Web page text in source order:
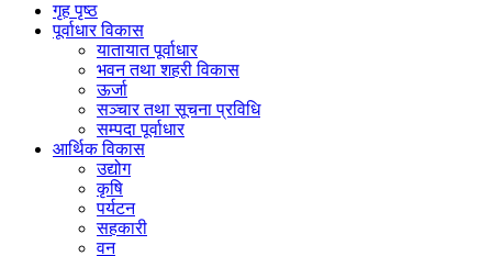
गृह पृष्ठ
पूर्वाधार विकास
यातायात पूर्वाधार
भवन तथा शहरी विकास
ऊर्जा
सञ्चार तथा सूचना प्रविधि
सम्पदा पूर्वाधार
आर्थिक विकास
उद्योग
कृषि
पर्यटन
सहकारी
वन